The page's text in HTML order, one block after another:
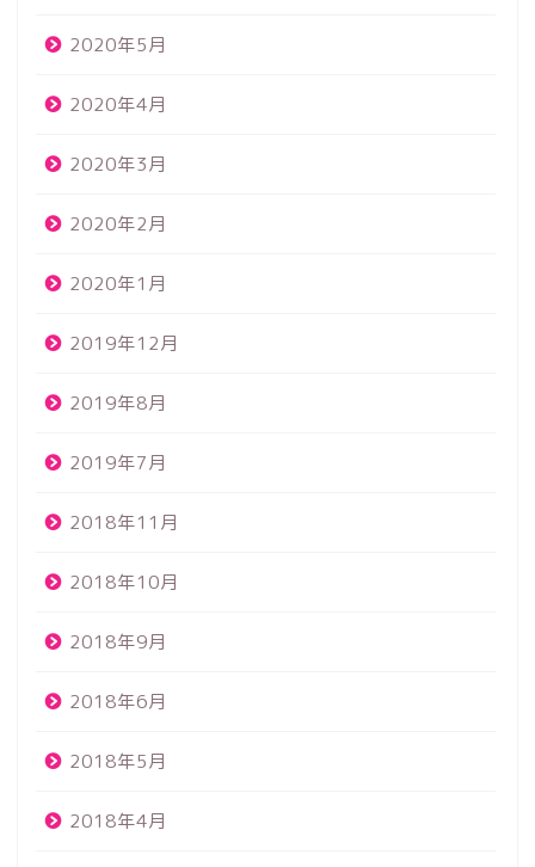
2020年5月
2020年4月
2020年3月
2020年2月
2020年1月
2019年12月
2019年8月
2019年7月
2018年11月
2018年10月
2018年9月
2018年6月
2018年5月
2018年4月